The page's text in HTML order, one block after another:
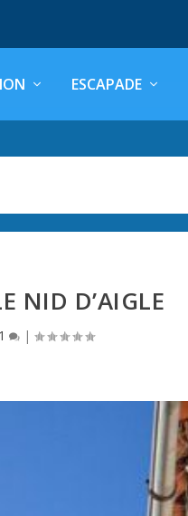
ESCAPADE
NID D’AIGLE
1 |